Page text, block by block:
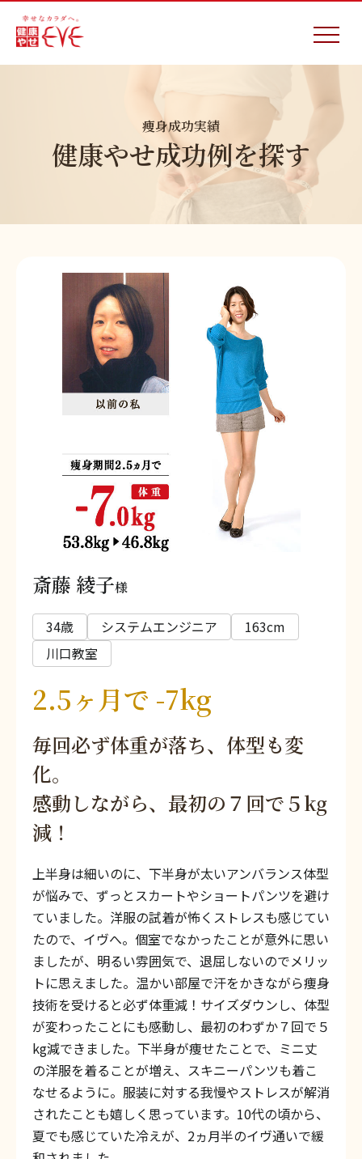
痩身成功実績
健康やせ成功例を探す
斎藤 綾子様
34歳 システムエンジニア
163cm
川口教室
2.5ヶ月で -7kg
毎回必ず体重が落ち、体型も変
化。
感動しながら、最初の７回で５kg
減！
上半身は細いのに、下半身が太いアンバランス体型
が悩みで、ずっとスカートやショートパンツを避け
ていました。洋服の試着が怖くストレスも感じてい
たので、イヴへ。個室でなかったことが意外に思い
ましたが、明るい雰囲気で、退屈しないのでメリッ
トに思えました。温かい部屋で汗をかきながら痩身
技術を受けると必ず体重減！サイズダウンし、体型
が変わったことにも感動し、最初のわずか７回で５
kg減できました。下半身が痩せたことで、ミニ丈
の洋服を着ることが増え、スキニーパンツも着こ
なせるように。服装に対する我慢やストレスが解消
されたことも嬉しく思っています。10代の頃から、
夏でも感じていた冷えが、2ヵ月半のイヴ通いで緩